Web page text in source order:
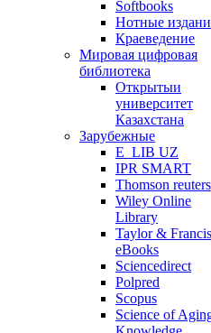
Softbooks
Нотные
Краеведение
Мировая цифровая
библиотека
Открытыи
университет
Казахстана
Зарубежные
E_LIB UZ
IPR SMART
Thomson reuters
Wiley Online
Library
Taylor & Francis
eBooks
Sciencedirect
Polpred
Scopus
Science of